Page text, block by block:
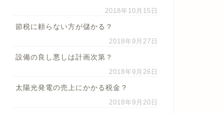
2018年10月15日
節税に頼らない方が儲かる？
2018年9月27日
設備の良し悪しは計画次第？
2018年9月26日
太陽光発電の売上にかかる税金？
2018年9月20日